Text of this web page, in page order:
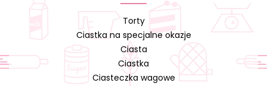
Torty
Ciastka na specjalne okazje
Ciasta
Ciastka
Ciasteczka wagowe